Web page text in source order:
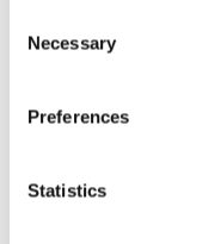
Selection
Necessary
Preferences
Statistics